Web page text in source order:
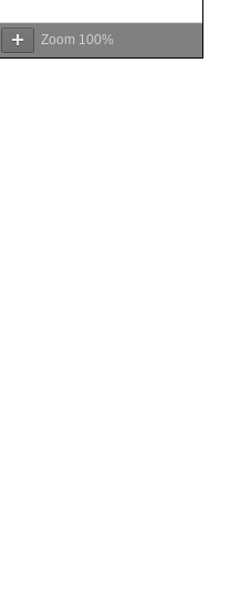
Zoom 100%